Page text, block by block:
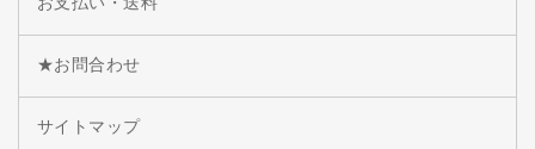
お支払い・送料
★お問合わせ
サイトマップ